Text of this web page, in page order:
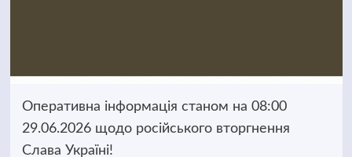
Оперативна інформація станом на 08:00
29.06.2026 щодо російського вторгнення
Слава Україні!